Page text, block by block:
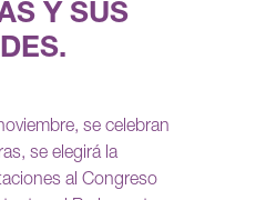
Y SUS
se celebran
se elegirá la
al Congreso